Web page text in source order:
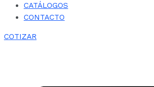
CATÁLOGOS
CONTACTO
COTIZAR